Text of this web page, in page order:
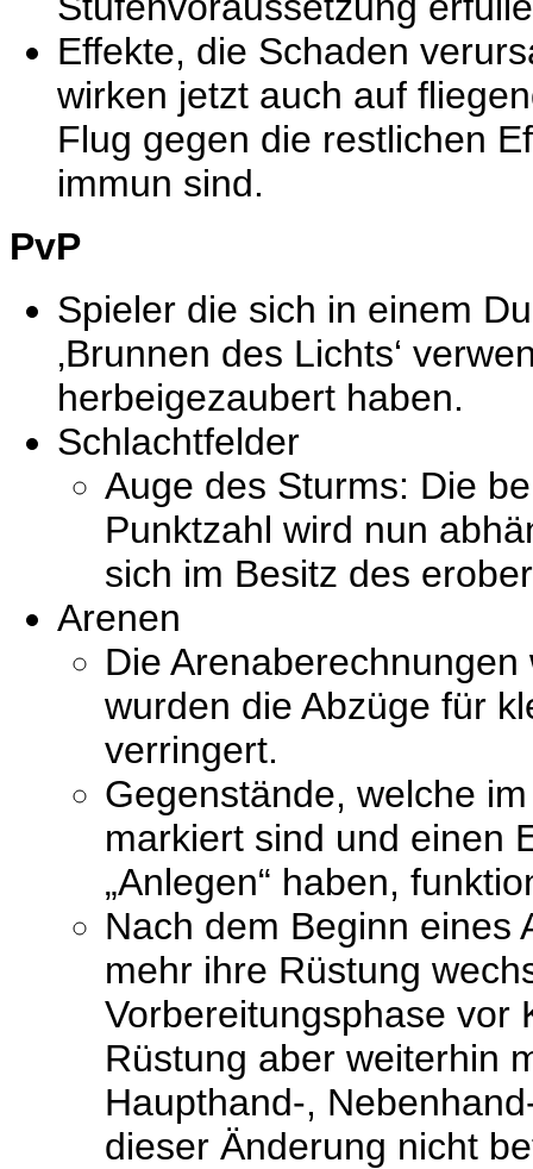
Effekte, die Schaden
wirken jetzt auch auf
Flug gegen die restlichen
immun sind.
PvP
Spieler die sich in einem
‚Brunnen des Lichts‘
herbeigezaubert haben.
Schlachtfelder
Auge des Sturms: Die
Punktzahl wird nun
sich im Besitz des
Arenen
Die
wurden die Abzüge für
verringert.
Gegenstände, welche
markiert sind und einen
„Anlegen“ haben,
Nach dem Beginn eines
mehr ihre Rüstung
Vorbereitungsphase vor
Rüstung aber weiterhin
Haupthand-,
dieser Änderung nicht